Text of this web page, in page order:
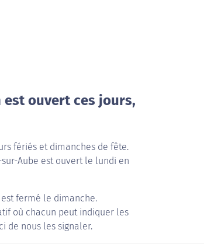
est ouvert ces jours,
fériés et dimanches de fête.
Aube est ouvert le lundi en
est fermé le dimanche.
où chacun peut indiquer les
de nous les signaler.